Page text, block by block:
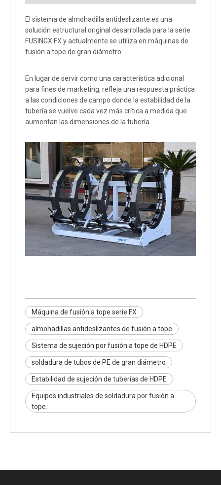
El sistema de almohadilla antideslizante es una
solución estructural original desarrollada para la serie
FUSINGX FX y actualmente se utiliza en máquinas de
fusión a tope de gran diámetro.
En lugar de servir como una característica adicional
para fines de marketing, refleja una respuesta práctica
a las condiciones de campo donde la estabilidad de la
tubería se vuelve cada vez más crítica a medida que
aumentan las dimensiones de la tubería.
Máquina de fusión a tope serie FX
almohadillas antideslizantes de fusión a tope
Sistema de sujeción por fusión a tope de HDPE
soldadura de tubos de PE de gran diámetro
Estabilidad de sujeción de tuberías de HDPE
Equipos industriales de soldadura por fusión a
tope.